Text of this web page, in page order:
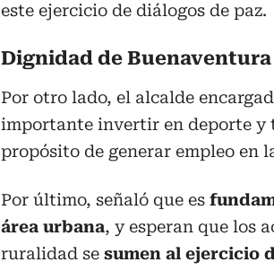
este ejercicio de diálogos de paz.
Dignidad de Buenaventura
Por otro lado, el alcalde
importante invertir en deporte y
propósito de generar empleo en
Por último, señaló que es
área urbana, y esperan que los
ruralidad se sumen al ejercicio